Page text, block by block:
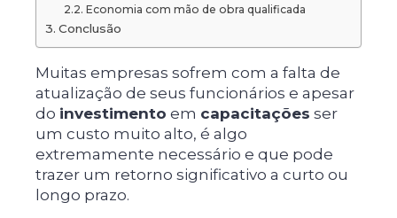
Economia com mão de obra qualificada
Conclusão
Muitas empresas sofrem com a falta de
atualização de seus funcionários e apesar
do investimento em capacitações ser
um custo muito alto, é algo
extremamente necessário e que pode
trazer um retorno significativo a curto ou
longo prazo.